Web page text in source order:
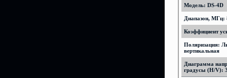
Модель: DS-4D
Диапазон, МГц:
Коэффициент
Поляризация:
вертикальная
Диаграмма
градусы (H/V):